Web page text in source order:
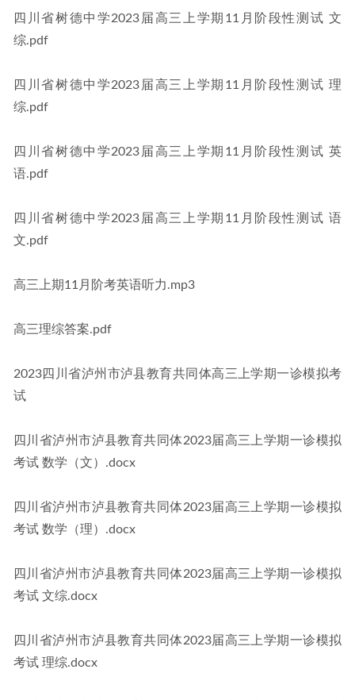
四川省树德中学2023届高三上学期11月阶段性测试 文
综.pdf
四川省树德中学2023届高三上学期11月阶段性测试 理
综.pdf
四川省树德中学2023届高三上学期11月阶段性测试 英
语.pdf
四川省树德中学2023届高三上学期11月阶段性测试 语
文.pdf
高三上期11月阶考英语听力.mp3
高三理综答案.pdf
2023四川省泸州市泸县教育共同体高三上学期一诊模拟考
试
四川省泸州市泸县教育共同体2023届高三上学期一诊模拟
考试 数学（文）.docx
四川省泸州市泸县教育共同体2023届高三上学期一诊模拟
考试 数学（理）.docx
四川省泸州市泸县教育共同体2023届高三上学期一诊模拟
考试 文综.docx
四川省泸州市泸县教育共同体2023届高三上学期一诊模拟
考试 理综.docx